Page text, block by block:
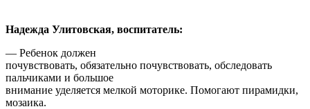
Надежда Улитовская, воспитатель:
— Ребенок должен
почувствовать, обязательно почувствовать, обследовать
пальчиками и большое
внимание уделяется мелкой моторике. Помогают пирамидки,
мозаика.